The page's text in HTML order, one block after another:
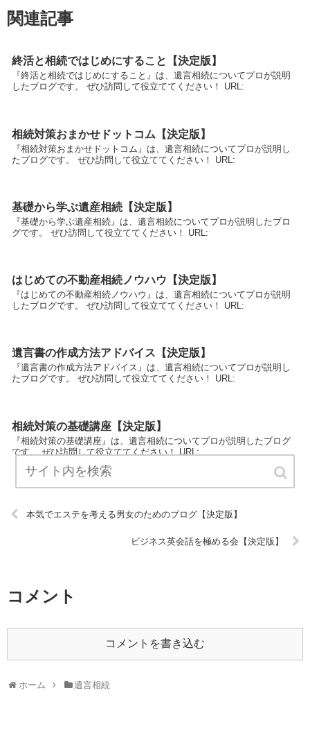
関連記事
終活と相続ではじめにすること【決定版】
『終活と相続ではじめにすること』は、遺言相続についてプロが説明
したブログです。 ぜひ訪問して役立ててください！ URL:
相続対策おまかせドットコム【決定版】
『相続対策おまかせドットコム』は、遺言相続についてプロが説明し
たブログです。 ぜひ訪問して役立ててください！ URL:
基礎から学ぶ遺産相続【決定版】
『基礎から学ぶ遺産相続』は、遺言相続についてプロが説明したブロ
グです。 ぜひ訪問して役立ててください！ URL:
はじめての不動産相続ノウハウ【決定版】
『はじめての不動産相続ノウハウ』は、遺言相続についてプロが説明
したブログです。 ぜひ訪問して役立ててください！ URL:
遺言書の作成方法アドバイス【決定版】
『遺言書の作成方法アドバイス』は、遺言相続についてプロが説明し
たブログです。 ぜひ訪問して役立ててください！ URL:
相続対策の基礎講座【決定版】
『相続対策の基礎講座』は、遺言相続についてプロが説明したブログ
です。 ぜひ訪問して役立ててください！ URL:
本気でエステを考える男女のためのブログ【決定版】
ビジネス英会話を極める会【決定版】
コメント
コメントを書き込む
ホーム 遺言相続